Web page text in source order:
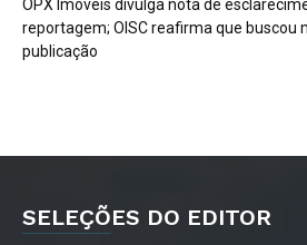
OPX Imóveis divulga nota de
reportagem; OISC reafirma que buscou
publicação
SELEÇÕES DO EDITOR